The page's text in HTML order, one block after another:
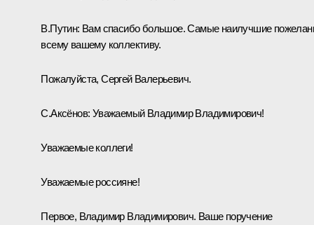
В.Путин: Вам спасибо большое. Самые наилучшие
всему вашему коллективу.
Пожалуйста, Сергей Валерьевич.
С.Аксёнов: Уважаемый Владимир Владимирович!
Уважаемые коллеги!
Уважаемые россияне!
Первое, Владимир Владимирович. Ваше поручение